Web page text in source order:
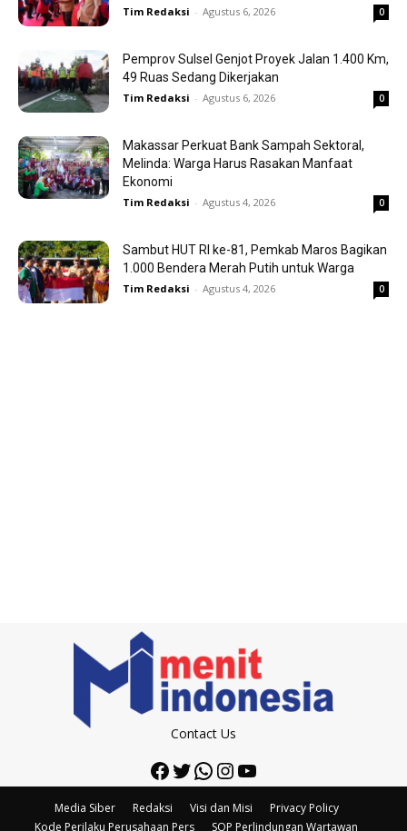
Tim Redaksi - Agustus 6, 2026 0
Pemprov Sulsel Genjot Proyek Jalan 1.400 Km,
49 Ruas Sedang Dikerjakan
Tim Redaksi - Agustus 6, 2026 0
Makassar Perkuat Bank Sampah Sektoral,
Melinda: Warga Harus Rasakan Manfaat
Ekonomi
Tim Redaksi - Agustus 4, 2026 0
Sambut HUT RI ke-81, Pemkab Maros Bagikan
1.000 Bendera Merah Putih untuk Warga
Tim Redaksi - Agustus 4, 2026 0
Contact Us
Facebook
Twitter
WhatsApp
Instagram
YouTube
Media Siber Redaksi Visi dan Misi
Privacy Policy
Kode Perilaku Perusahaan Pers
SOP Perlindungan Wartawan